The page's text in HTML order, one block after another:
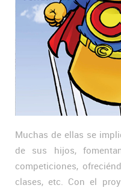
Muchas de ellas se
de sus hijos,
competiciones,
clases, etc. Con el